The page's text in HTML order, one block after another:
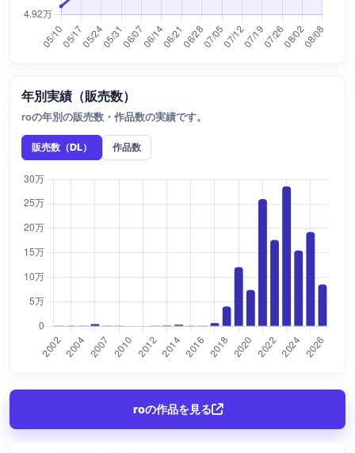
年別実績（販売数）
roの年別の販売数・作品数の実績です。
販売数（DL） 作品数
roの作品を見る